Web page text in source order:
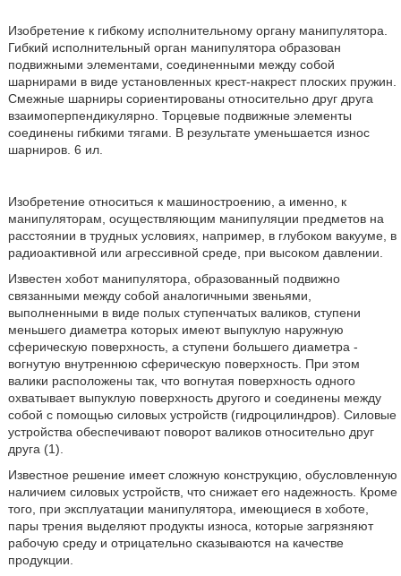
Изобретение к гибкому исполнительному органу манипулятора.
Гибкий исполнительный орган манипулятора образован
подвижными элементами, соединенными между собой
шарнирами в виде установленных крест-накрест плоских пружин.
Смежные шарниры сориентированы относительно друг друга
взаимоперпендикулярно. Торцевые подвижные элементы
соединены гибкими тягами. В результате уменьшается износ
шарниров. 6 ил.
Изобретение относиться к машиностроению, а именно, к
манипуляторам, осуществляющим манипуляции предметов на
расстоянии в трудных условиях, например, в глубоком вакууме, в
радиоактивной или агрессивной среде, при высоком давлении.
Известен хобот манипулятора, образованный подвижно
связанными между собой аналогичными звеньями,
выполненными в виде полых ступенчатых валиков, ступени
меньшего диаметра которых имеют выпуклую наружную
сферическую поверхность, а ступени большего диаметра -
вогнутую внутреннюю сферическую поверхность. При этом
валики расположены так, что вогнутая поверхность одного
охватывает выпуклую поверхность другого и соединены между
собой с помощью силовых устройств (гидроцилиндров). Силовые
устройства обеспечивают поворот валиков относительно друг
друга (1).
Известное решение имеет сложную конструкцию, обусловленную
наличием силовых устройств, что снижает его надежность. Кроме
того, при эксплуатации манипулятора, имеющиеся в хоботе,
пары трения выделяют продукты износа, которые загрязняют
рабочую среду и отрицательно сказываются на качестве
продукции.